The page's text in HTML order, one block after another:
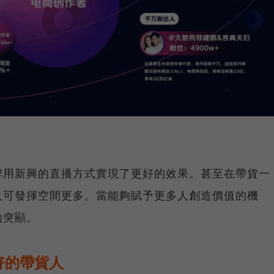
新興的直播方式實現了更好的效果。甚至在帶貨一
發揮空間更多。當能夠賦予更多人創造價值的機
顯。
帶貨人